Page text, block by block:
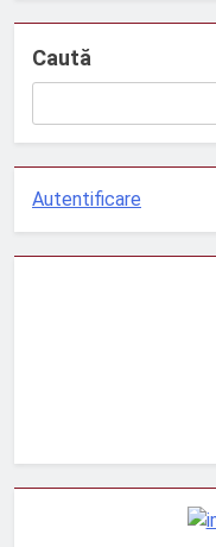
Caută
Autentificare